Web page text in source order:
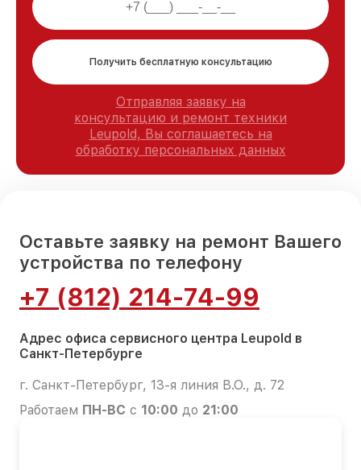
Получить бесплатную консультацию
Отправляя заявку на
консультацию и ремонт техники
Leupold, Вы соглашаетесь на
обработку персональных данных
Оставьте заявку на ремонт Вашего
устройства по телефону
+7 (812) 214-74-99
Адрес офиса сервисного центра Leupold в
Санкт-Петербурге
г. Санкт-Петербург, 13-я линия В.О., д. 72
Работаем ПН-ВС с 10:00 до 21:00